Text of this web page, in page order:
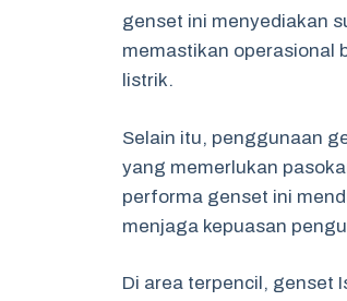
genset ini menyediakan
memastikan operasional
listrik.
Selain itu, penggunaan
yang memerlukan
performa genset ini
menjaga kepuasan
Di area terpencil, genset